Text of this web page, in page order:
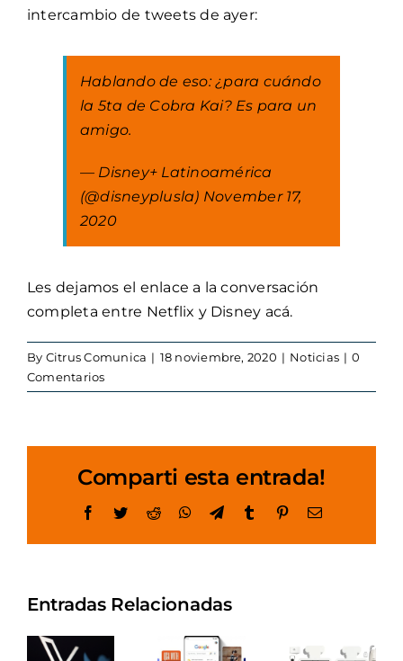
intercambio de tweets de ayer:
Hablando de eso: ¿para cuándo
la 5ta de Cobra Kai? Es para un
amigo.
— Disney+ Latinoamérica
(@disneyplusla) November 17,
2020
Les dejamos el enlace a la conversación
completa entre Netflix y Disney acá.
By Citrus Comunica | 18 noviembre, 2020 | Noticias | 0
Comentarios
Comparti esta entrada!
Facebook
TwitterRedditWhatsApp
TelegramTumblrPinterestEmail
Entradas Relacionadas